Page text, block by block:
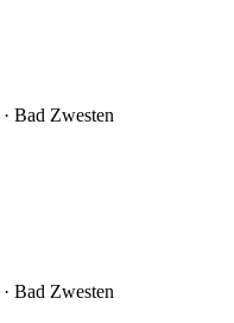
· Bad Zwesten
· Bad Zwesten